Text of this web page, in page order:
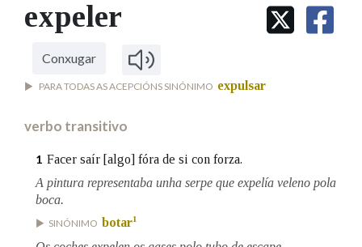
IDENTIDADE CORPORATIVA
MARCIAL DEL ADALID
FIGURAS HOMENAXEADAS
PRIMAVERA DAS LETRAS
Facebook
TwitterYoutubeInstagram
Bluesky
BUSCAR NOS LEMAS
Comeza por
Contén
expeler
Conxugar
PARA TODAS AS ACEPCIÓNS SINÓNIMO expulsar
verbo transitivo
1 Facer saír [algo] fóra de si con forza.
A pintura representaba unha serpe que expelía veleno pola
boca.
SINÓNIMO botar1